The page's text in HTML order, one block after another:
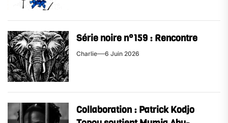
Série noire n°159 : Rencontre
Charlie 6 Juin 2026
Collaboration : Patrick Kodjo